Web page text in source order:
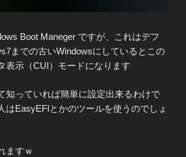
Boot Maneger ですが、これはデフ
までの古いWindowsにしているとこの
表示（CUI）モードになります
知っていれば簡単に設定出来るわけで
はEasyEFIとかのツールを使うのでしょ
ますｗ